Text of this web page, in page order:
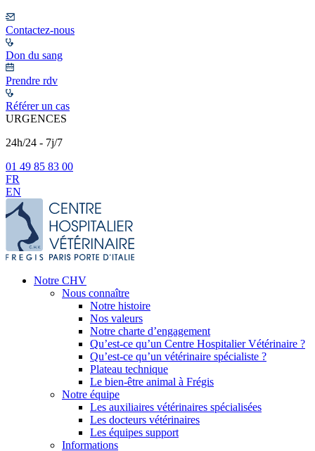
Contactez-nous
Don du sang
Prendre rdv
Référer un cas
URGENCES
24h/24 - 7j/7
01 49 85 83 00
FR
EN
Notre CHV
Nous connaître
Notre histoire
Nos valeurs
Notre charte d’engagement
Qu’est-ce qu’un Centre Hospitalier Vétérinaire ?
Qu’est-ce qu’un vétérinaire spécialiste ?
Plateau technique
Le bien-être animal à Frégis
Notre équipe
Les auxiliaires vétérinaires spécialisées
Les docteurs vétérinaires
Les équipes support
Informations